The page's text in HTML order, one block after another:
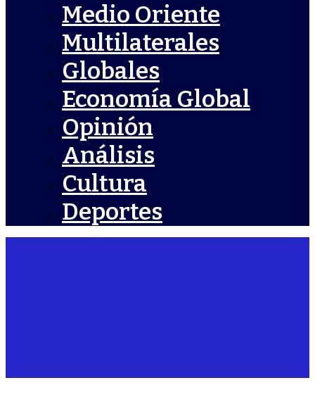
Medio Oriente
Multilaterales
Globales
Economía Global
Opinión
Análisis
Cultura
Deportes